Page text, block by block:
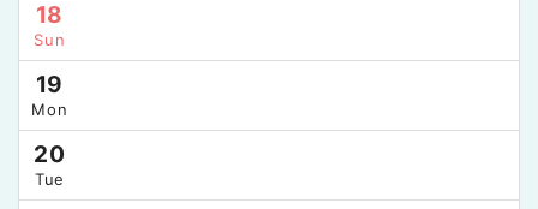
18
Sun
19
Mon
20
Tue